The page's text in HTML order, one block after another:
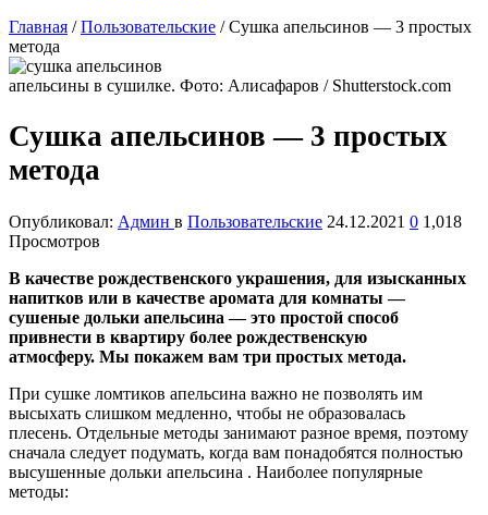
Главная / Пользовательские / Сушка апельсинов — 3 простых
метода
апельсины в сушилке. Фото: Алисафаров / Shutterstock.com
Сушка апельсинов — 3 простых
метода
Опубликовал: Админ в Пользовательские 24.12.2021 0 1,018
Просмотров
В качестве рождественского украшения, для изысканных
напитков или в качестве аромата для комнаты —
сушеные дольки апельсина — это простой способ
привнести в квартиру более рождественскую
атмосферу. Мы покажем вам три простых метода.
При сушке ломтиков апельсина важно не позволять им
высыхать слишком медленно, чтобы не образовалась
плесень. Отдельные методы занимают разное время, поэтому
сначала следует подумать, когда вам понадобятся полностью
высушенные дольки апельсина . Наиболее популярные
методы: